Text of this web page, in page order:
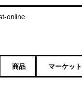
商品 マーケット